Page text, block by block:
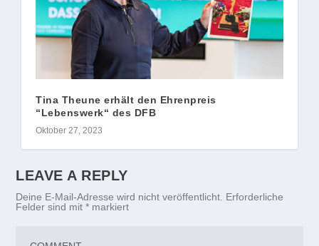
Tina Theune erhält den Ehrenpreis
“Lebenswerk“ des DFB
Oktober 27, 2023
LEAVE A REPLY
Deine E-Mail-Adresse wird nicht veröffentlicht. Erforderliche
Felder sind mit* markiert